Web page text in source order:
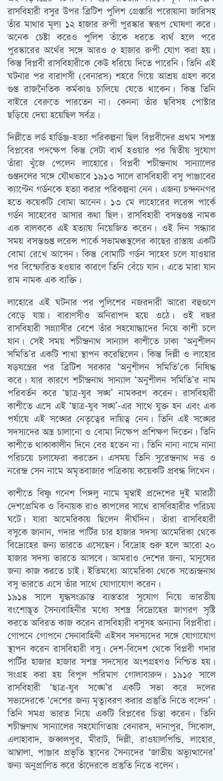
রাসবিহারী বসুর উপর ব্রিটিশ পুলিশ গ্রেপ্তারি পরোয়ানা জারিসহ
তাঁর মাথার মূল্য ১২ হাজার রুপী পুরস্কার স্বরূপ ঘোষণা করে।
অনেক চেষ্টা করেও পুলিশ তাঁকে ধরতে ব্যর্থ হলে পরে
পুরস্কারের অর্থের সঙ্গে আরও ৫ হাজার রুপী যোগ করা হয়।
কিন্তু বিপ্লবী রাসবিহারীকে কেউ ধরিয়ে দিতে পারেনি। তিনি এই
ঘটনার পর বারাণসী (বেনারস) শহরে গিয়ে আশ্রয় গ্রহণ করে
গুপ্ত রাজনৈতিক কর্মকাণ্ড চালিয়ে যেতে থাকেন। কিন্তু তিনি
বাইরে বেরুতে পারতেন না। কেননা তাঁর ছবিসহ পোস্টার
ছড়িয়ে দেয়া হয়েছিল সর্বত্র।
দিল্লীতে লর্ড হার্ডিঞ্জ-হত্যা পরিকল্পনা ছিল বিপ্লবীদের প্রথম সশস্ত্র
বিপ্লবের পদক্ষেপ কিন্তু সেটা ব্যর্থ হওয়ার পর দ্বিতীয় সুযোগ
তাঁরা খুঁজে পেলেন লাহোরে। বিপ্লবী শচীন্দ্রনাথ সান্যালের
গুপ্তদলের সঙ্গে যৌথভাবে ১৯১৩ সালে রাসবিহারী বসু পাঞ্জাবের
ক্যাপ্টেন গর্ডনকে হত্যা করার পরিকল্পনা নেন। এজন্য চন্দননগর
হতে কয়েকটি বোমা আনেন। ১৩ মে লাহোরের লরেন্স পার্কে
গর্ডন সাহেবের আসার কথা ছিল। রাসবিহারী বসন্তগুপ্ত নামক
এক বালককে এই হত্যায় নিয়েজিত করেন। ওই দিন সন্ধ্যার
সময় বসন্তগুপ্ত লরেন্স পার্কে সভামঞ্চস্থলের কাছের রাস্তায় একটি
বোমা রেখে আসেন। কিন্তু বোমাটি গর্ডন সাহেব চলে যাওয়ার
পর বিস্ফোরিত হওয়ার কারণে তিনি বেঁচে যান। এতে মারা যান
রাম নামক এক ব্যক্তি।
লাহোরে এই ঘটনার পর পুলিশের নজরদারী আরো বহুগুণে
বেড়ে যায়। বারাণসীও অনিরাপদ হয়ে ওঠে। ওই বছর
রাসবিহারী সন্ন্যাসীর বেশে তাঁর সহযোদ্ধাদের নিয়ে কাশী চলে
যান। সেই সময় শচীন্দ্রনাথ সান্যাল কাশীতে ঢাকা ‘অনুশীলন
সমিতি’র একটি শাখা স্থাপন করেছিলেন। কিন্তু দিল্লী ও লাহোর
ষড়যন্ত্রের পর ব্রিটিশ সরকার ‘অনুশীলন সমিতি’কে নিষিদ্ধ
করে। যার কারণে শচীন্দ্রনাথ সান্যাল ‘অনুশীলন সমিতি’র নাম
পরিবর্তন করে ‘ছাত্র-যুব সঙ্ঘ’ নামকরণ করেন। রাসবিহারী
কাশীতে এসে এই ‘ছাত্র-যুব সঙ্ঘ’-এর সাথে যুক্ত হন এবং এক
পর্যায়ে এই সঙ্ঘের নেতৃত্বের দায়িত্ব নেন। তিনি এই সঙ্ঘের
সদস্যদের অস্ত্র চালানো ও বোমা নিক্ষেপ প্রশিক্ষণ দিতেন। তিনি
কাশীতে থাকাকালীন দিনে বের হতেন না। তিনি নানা নামে নানা
পরিচয়ে চলাফেরা করতেন। এসময় তিনি সুরেন্দ্রনাথ দত্ত ও
নরেন্দ্র সেন নামে অমৃতবাজার পত্রিকায় কয়েকটি প্রবন্ধ লিখেন।
কাশীতে বিষ্ণু গনেশ পিঙ্গলু নামে মুম্বাই প্রদেশের দুই মারাঠী
দেশপ্রেমিক ও বিনায়ক রাও কাপলের সাথে রাসবিহারীর পরিচয়
ঘটে। যারা আমেরিকায় ছিলেন দীর্ঘদিন। তাঁরা রাসবিহারী
বসুকে জানান, গদার পার্টির চার হাজার সদস্য আমেরিকা থেকে
বিদ্রোহের জন্য ভারতে এসেছেন। বিদ্রোহ শুরু হলে আরো ২০
হাজার সদস্য ভারতে আসবে। আমরাও দেশের জন্য, মানুষের
জন্য কাজ করতে চাই। ইতিমধ্যে আমেরিকা থেকে সত্যেন্দ্রনাথ
বসু ভারতে এসে তাঁর সাথে যোগাযোগ করেন।
১৯১৪ সালে যুদ্ধসংক্রান্ত ব্যস্ততার সুযোগ নিয়ে ভারতীয়
বংশোদ্ভূত সৈন্যবাহিনীর মধ্যে সশস্ত্র বিদ্রোহের জাগরণ সৃষ্টি
করতে অবিরত কাজ করেন রাসবিহারী বসুসহ অন্যান্য বিপ্লবীরা।
গোপনে গোপনে সেনাবাহিনী এইসব সদস্যদের সঙ্গে যোগাযোগ
স্থাপন করেন রাসবিহারী বসু। দেশ-বিদেশ থেকে বিপ্লবী গদার
পার্টির হাজার হাজার সশস্ত্র সদস্যের অংশগ্রহণও নিশ্চিত হয়।
সংগ্রহ করা হয় বিপুল পরিমাণ গোলাবারুদ। ১৯১৫ সালে
রাসবিহারী ‘ছাত্র-যুব সঙ্ঘে’র একটি সভা করে দলের
সভ্যদেরকে ‘দেশের জন্য মৃত্যুবরণ করার প্রস্তুতি নিতে বলেন’।
তিনি সমগ্র ভারত নিয়ে একটি বিপ্লবের চিন্তা করেন। তিনি
শচীন্দ্রণাথ সান্যালের সহযোগিতায় বেনারস, দানাপুর, সিকোল,
এলাহাবাদ, জব্বলপুর, মীরাট, দিল্লী, রাওয়ালপিন্ডি, লাহোর,
আম্বালা, পাঞ্জাব প্রভৃতি স্থানের সৈন্যদের ‘জাতীয় অভ্যুত্থানের’
জন্য অনুপ্রাণিত করে তাঁদেরকে প্রস্তুতি নিতে বলেন।